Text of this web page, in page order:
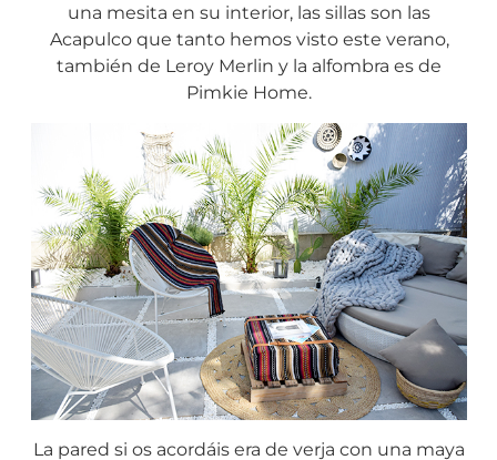
una mesita en su interior, las sillas son las
Acapulco que tanto hemos visto este verano,
también de Leroy Merlin y la alfombra es de
Pimkie Home.
La pared si os acordáis era de verja con una maya